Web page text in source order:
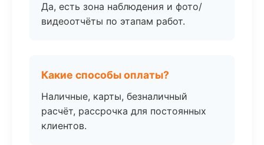
Да, есть зона наблюдения и фото/
видеоотчёты по этапам работ.
Какие способы оплаты?
Наличные, карты, безналичный
расчёт, рассрочка для постоянных
клиентов.